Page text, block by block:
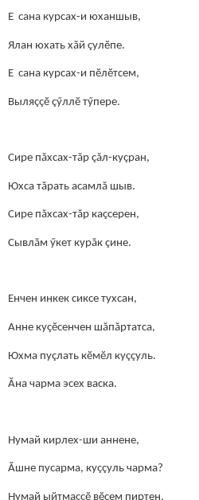
Е сана курсах-и юханшыв,
Ялан юхать хăй çулӗпе.
Е сана курсах-и пӗлӗтсем,
Выляççӗ çӳллӗ тӳпере.
Сире пăхсах-тăр çăл-куçран,
Юхса тăрать асамлă шыв.
Сире пăхсах-тăр каçсерен,
Сывлăм ӳкет курăк çине.
Енчен инкек сиксе тухсан,
Анне куçӗсенчен шăпăртатса,
Юхма пуçлать кӗмӗл куççуль.
Ăна чарма эсех васка.
Нумай кирлех-ши аннене,
Ăшне пусарма, куççуль чарма?
Нумай ыйтмаççӗ вӗсем пиртен,